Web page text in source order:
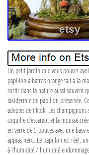
Un petit jardin que vous pouvez
papillon albatros orange fait à la
sortir dans la nature aussi souvent
taxidermie de papillon préservée.
adeptes de tiktok. Les
coquille d’escargot et la mousse
en verre de 5 pouces avec une
appias nero. Le papillon est réel,
à l’humidité / humidité